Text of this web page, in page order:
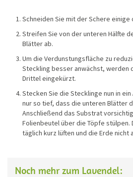
Schneiden Sie mit der Schere einige
Streifen Sie von der unteren Hälfte
Blätter ab.
Um die ­Verdunstungsfläche zu
Steckling besser ­anwächst, werden
Drittel eingekürzt.
Stecken Sie die Stecklinge nun in
nur so tief, dass die unteren Blätter
Anschließend das Substrat
Folienbeutel über die Töpfe stülpen.
täglich kurz lüften und die Erde nicht
Noch mehr zum Lavendel: